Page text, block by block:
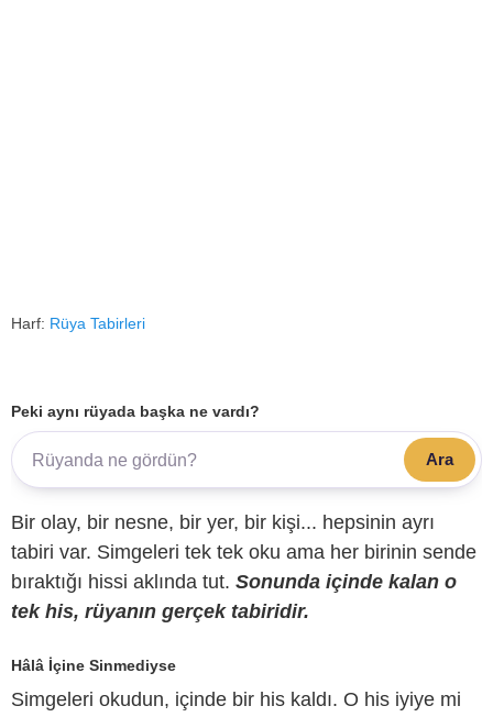
Harf: Rüya Tabirleri
Peki aynı rüyada başka ne vardı?
Ara
Bir olay, bir nesne, bir yer, bir kişi... hepsinin ayrı
tabiri var. Simgeleri tek tek oku ama her birinin sende
bıraktığı hissi aklında tut. Sonunda içinde kalan o
tek his, rüyanın gerçek tabiridir.
Hâlâ İçine Sinmediyse
Simgeleri okudun, içinde bir his kaldı. O his iyiye mi